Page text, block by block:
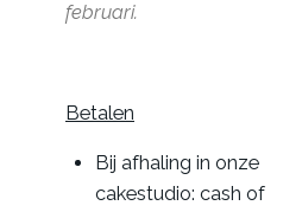
februari.
Betalen
Bij afhaling in onze
cakestudio: cash of